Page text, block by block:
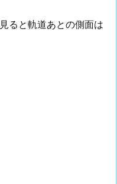
ると軌道あとの側面は